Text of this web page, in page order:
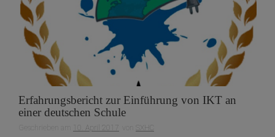
Erfahrungsbericht zur Einführung von IKT an
einer deutschen Schule
Geschrieben am 10. April 2017 SXHC